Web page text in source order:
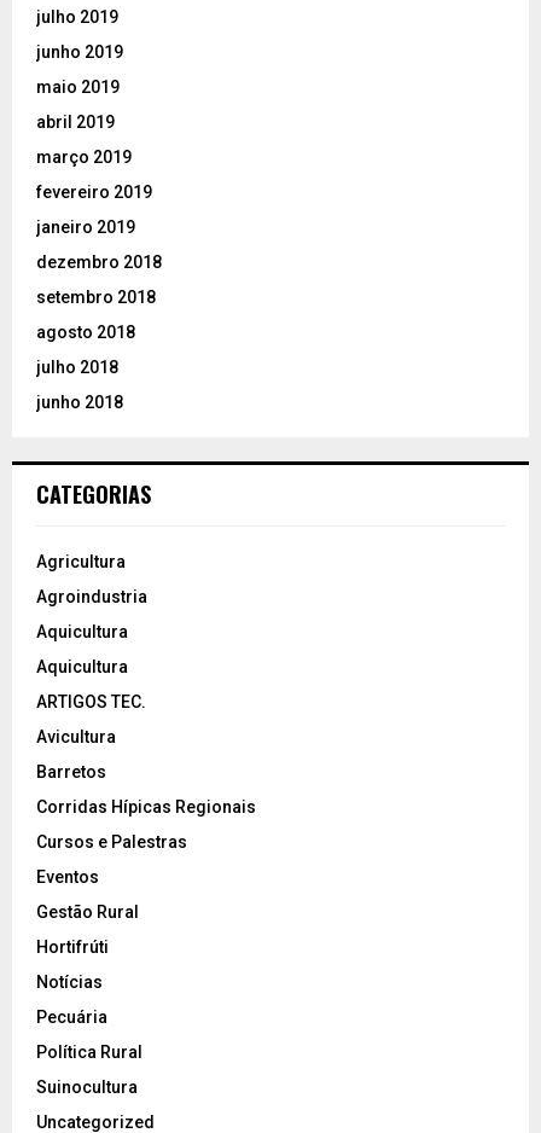
julho 2019
junho 2019
maio 2019
abril 2019
março 2019
fevereiro 2019
janeiro 2019
dezembro 2018
setembro 2018
agosto 2018
julho 2018
junho 2018
CATEGORIAS
Agricultura
Agroindustria
Aquicultura
Aquicultura
ARTIGOS TEC.
Avicultura
Barretos
Corridas Hípicas Regionais
Cursos e Palestras
Eventos
Gestão Rural
Hortifrúti
Notícias
Pecuária
Política Rural
Suinocultura
Uncategorized